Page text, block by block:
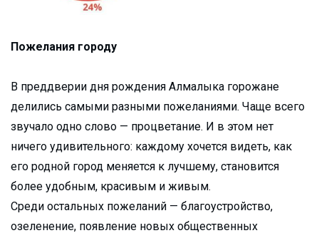
Пожелания городу
В преддверии дня рождения Алмалыка горожане
делились самыми разными пожеланиями. Чаще всего
звучало одно слово — процветание. И в этом нет
ничего удивительного: каждому хочется видеть, как
его родной город меняется к лучшему, становится
более удобным, красивым и живым.
Среди остальных пожеланий — благоустройство,
озеленение, появление новых общественных